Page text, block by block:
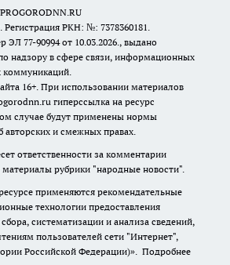
РКН: №: 7378360181.
77-90994 от 10.03.2026., выдано
надзору в сфере связи, информационных
коммуникаций.
16+. При использовании материалов
гиперссылка на ресурс
случае будут применены нормы
авторских и смежных правах.
ответственности за комментарии
материалы рубрики "народные новости".
применяются рекомендательные
технологии предоставления
систематизации и анализа сведений,
пользователей сети "Интернет",
Российской Федерации)». Подробнее